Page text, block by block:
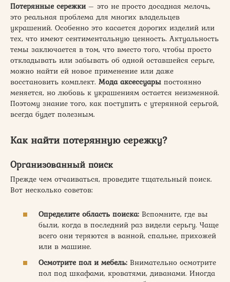
Потерянные сережки– это не просто досадная мелочь,
это реальная проблема для многих владельцев
украшений. Особенно это касается дорогих изделий или
тех, что имеют сентиментальную ценность. Актуальность
темы заключается в том, что вместо того, чтобы просто
откладывать или забывать об одной оставшейся серьге,
можно найти ей новое применение или даже
восстановить комплект. Мода аксессуары постоянно
меняется, но любовь к украшениям остается неизменной.
Поэтому знание того, как поступить с утерянной серьгой,
всегда будет полезным.
Как найтипотерянную сережку?
Организованный поиск
Прежде чем отчаиваться, проведите тщательный поиск.
Вот несколько советов:
Определите область поиска: Вспомните, где вы
были, когда в последний раз видели серьгу. Чаще
всего они теряются в ванной, спальне, прихожей
или в машине.
Осмотрите пол и мебель: Внимательно осмотрите
пол под шкафами, кроватями, диванами. Иногда